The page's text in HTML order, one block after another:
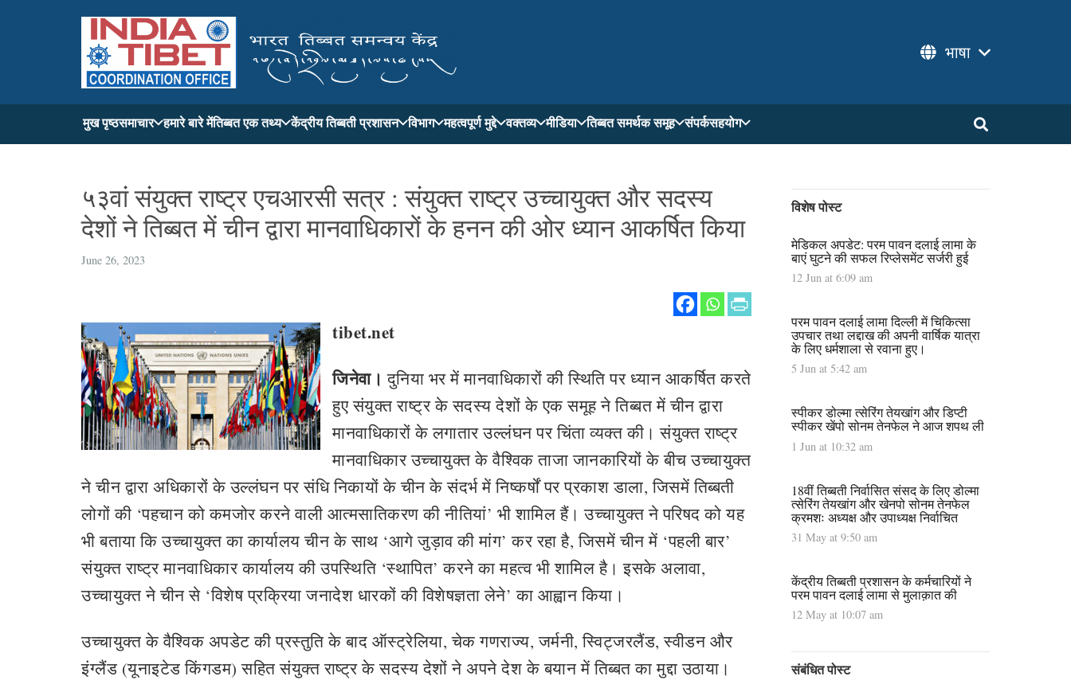
भाषा
मुख पृष्ठसमाचार हमारे बारे मेंतिब्बत एक तथ्य केंद्रीय तिब्बती प्रशासन विभाग महत्वपूर्ण मुद्दे वक्तव्य मीडिया तिब्बत समर्थक समूह संपर्कसहयोग
५३वां संयुक्त राष्ट्र एचआरसी सत्र : संयुक्त राष्ट्र उच्चायुक्त और सदस्य
देशों ने तिब्बत में चीन द्वारा मानवाधिकारों के हनन की ओर ध्यान आकर्षित किया
June 26, 2023
tibet.net
जिनेवा। दुनिया भर में मानवाधिकारों की स्थिति पर ध्यान आकर्षित करते
हुए संयुक्त राष्ट्र के सदस्य देशों के एक समूह ने तिब्बत में चीन द्वारा
मानवाधिकारों के लगातार उल्लंघन पर चिंता व्यक्त की। संयुक्त राष्ट्र
मानवाधिकार उच्चायुक्त के वैश्विक ताजा जानकारियों के बीच उच्चायुक्त
ने चीन द्वारा अधिकारों के उल्लंघन पर संधि निकायों के चीन के संदर्भ में निष्कर्षों पर प्रकाश डाला, जिसमें तिब्बती
लोगों की ‘पहचान को कमजोर करने वाली आत्मसाति‍करण की नीतियां’ भी शामिल हैं। उच्चायुक्त ने परिषद को यह
भी बताया कि उच्चायुक्त का कार्यालय चीन के साथ ‘आगे जुड़ाव की मांग’ कर रहा है, जिसमें चीन में ‘पहली बार’
संयुक्त राष्ट्र मानवाधिकार कार्यालय की उपस्थिति ‘स्थापित’ करने का महत्व भी शामिल है। इसके अलावा,
उच्चायुक्त ने चीन से ‘विशेष प्रक्रिया जनादेश धारकों की विशेषज्ञता लेने’ का आह्वान किया।
उच्चायुक्त के वैश्विक अपडेट की प्रस्तुति के बाद ऑस्ट्रेलिया, चेक गणराज्य, जर्मनी, स्विट्जरलैंड, स्वीडन और
इंग्लैंड (यूनाइटेड किंगडम) सहित संयुक्त राष्ट्र के सदस्य देशों ने अपने देश के बयान में तिब्बत का मुद्दा उठाया।
विशेष पोस्ट
मेडिकल अपडेट: परम पावन दलाई लामा के
बाएं घुटने की सफल रिप्लेसमेंट सर्जरी हुई
12 Jun at 6:09 am
परम पावन दलाई लामा दिल्ली में चिकित्सा
उपचार तथा लद्दाख की अपनी वार्षिक यात्रा
के लिए धर्मशाला से रवाना हुए।
5 Jun at 5:42 am
स्पीकर डोल्मा त्सेरिंग तेयखांग और डिप्टी
स्पीकर खेंपो सोनम तेनफेल ने आज शपथ ली
1 Jun at 10:32 am
18वीं तिब्बती निर्वासित संसद के लिए डोल्मा
त्सेरिंग तेयखांग और खेनपो सोनम तेनफेल
क्रमशः अध्यक्ष और उपाध्यक्ष निर्वाचित
31 May at 9:50 am
केंद्रीय तिब्बती प्रशासन के कर्मचारियों ने
परम पावन दलाई लामा से मुलाक़ात की
12 May at 10:07 am
संबंधित पोस्ट